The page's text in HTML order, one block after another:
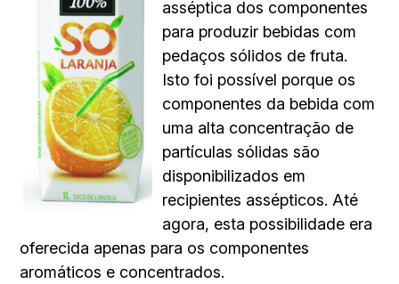
asséptica dos componentes
para produzir bebidas com
pedaços sólidos de fruta.
Isto foi possível porque os
componentes da bebida com
uma alta concentração de
partículas sólidas são
disponibilizados em
recipientes assépticos. Até
agora, esta possibilidade era
oferecida apenas para os componentes
aromáticos e concentrados.